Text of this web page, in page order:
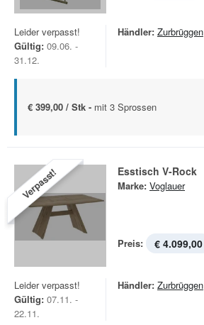
Leider verpasst!
Gültig: 09.06. -
31.12.
Händler: Zurbrüggen
€ 399,00 / Stk - mit 3 Sprossen
Verpasst! Esstisch V-Rock
Marke: Voglauer
Preis: € 4.099,00
Leider verpasst!
Gültig: 07.11. -
22.11.
Händler: Zurbrüggen